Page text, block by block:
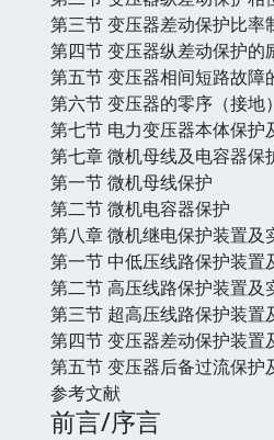
第三节 变压器差动保护比率
第四节 变压器纵差动保护的
第五节 变压器相间短路故障
第六节 变压器的零序（接地
第七节 电力变压器本体保护
第七章 微机母线及电容器保
第一节 微机母线保护
第二节 微机电容器保护
第八章 微机继电保护装置及
第一节 中低压线路保护装置
第二节 高压线路保护装置及
第三节 超高压线路保护装置
第四节 变压器差动保护装置
第五节 变压器后备过流保护
参考文献
前言/序言